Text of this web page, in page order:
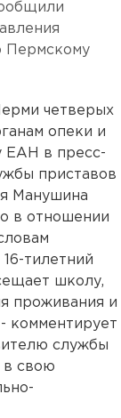
Пермскому
четверых
опеки и
ЕАН в пресс-
приставов
Манушина
в отношении
тилетний
школу,
проживания и
комментирует
службы
в свою